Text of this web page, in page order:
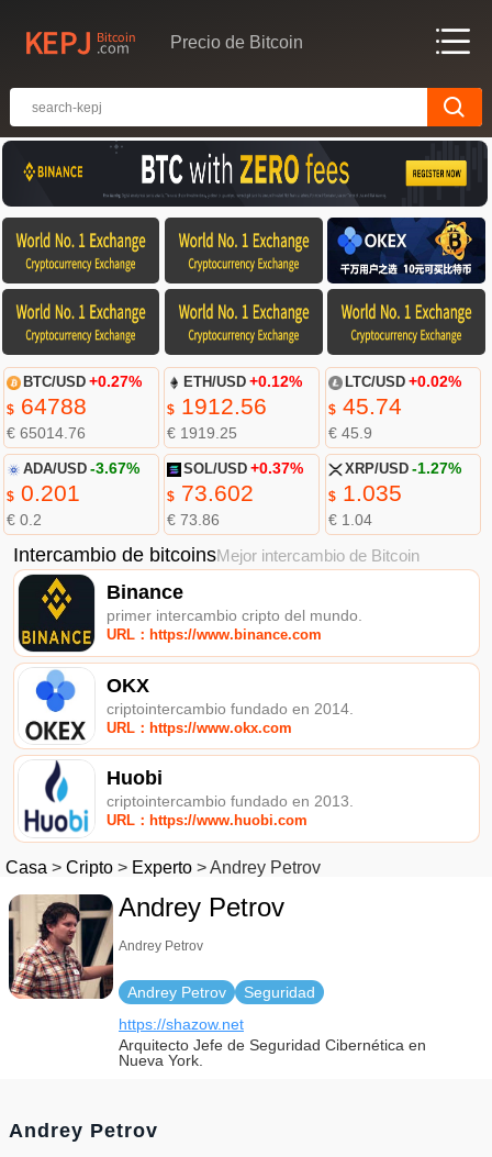
Precio de Bitcoin
BTC/USD +0.27%
$64788
€ 65014.76
ETH/USD +0.12%
$ 1912.56
€ 1919.25
LTC/USD +0.02%
$45.74
€ 45.9
ADA/USD -3.67%
$0.201
€ 0.2
SOL/USD +0.37%
$ 73.602
€ 73.86
XRP/USD -1.27%
$1.035
€ 1.04
Intercambio de bitcoinsMejor intercambio de Bitcoin
Binance
primer intercambio cripto del mundo.
URL：https://www.binance.com
OKX
criptointercambio fundado en 2014.
URL：https://www.okx.com
Huobi
criptointercambio fundado en 2013.
URL：https://www.huobi.com
Casa > Cripto > Experto >Andrey Petrov
Andrey Petrov
Andrey Petrov
Andrey Petrov
Seguridad
https://shazow.net
Arquitecto Jefe de Seguridad Cibernética en
Nueva York.
Andrey Petrov